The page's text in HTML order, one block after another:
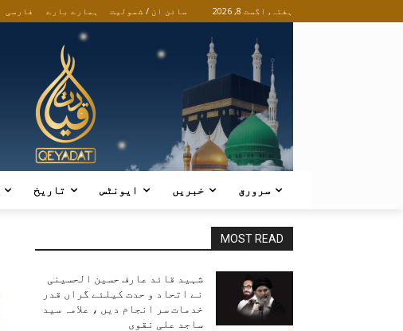
ہفتہ, اگست 8, 2026 سائن ان / شمولیت فارسی ہمارے بارے
سرورق خبریں ایونٹس تاریخ
MOST READ
شہید قائد عارف حسین الحسینی
نے اتحاد و حدت کیلئے گراں قدر
خدمات سر انجام دیں ، علامہ سید
ساجد علی نقوی